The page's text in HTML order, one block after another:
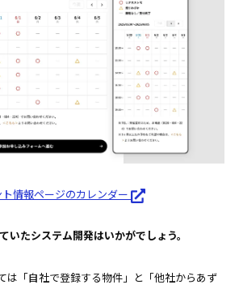
情報ページのカレンダー
たシステム開発はいかがでしょう。
は「自社で登録する物件」と「他社からあず